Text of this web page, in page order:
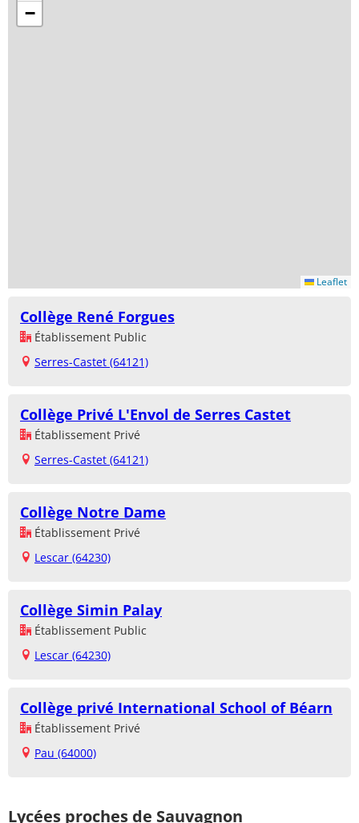
−
Leaflet
Collège René Forgues
Établissement Public
Serres-Castet (64121)
Collège Privé L'Envol de Serres Castet
Établissement Privé
Serres-Castet (64121)
Collège Notre Dame
Établissement Privé
Lescar (64230)
Collège Simin Palay
Établissement Public
Lescar (64230)
Collège privé International School of Béarn
Établissement Privé
Pau (64000)
Lycées proches de Sauvagnon